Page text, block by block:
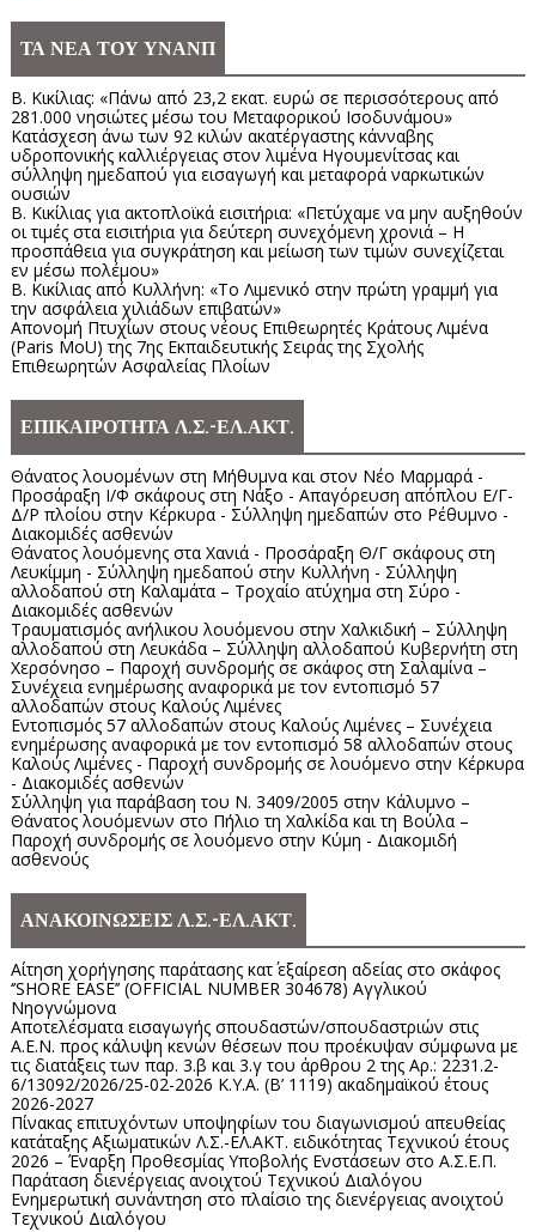
ΤΑ ΝΕΑ ΤΟΥ ΥΝΑΝΠ
Β. Κικίλιας: «Πάνω από 23,2 εκατ. ευρώ σε περισσότερους από
281.000 νησιώτες μέσω του Μεταφορικού Ισοδυνάμου»
Κατάσχεση άνω των 92 κιλών ακατέργαστης κάνναβης
υδροπονικής καλλιέργειας στον λιμένα Ηγουμενίτσας και
σύλληψη ημεδαπού για εισαγωγή και μεταφορά ναρκωτικών
ουσιών
Β. Κικίλιας για ακτοπλοϊκά εισιτήρια: «Πετύχαμε να μην αυξηθούν
οι τιμές στα εισιτήρια για δεύτερη συνεχόμενη χρονιά – Η
προσπάθεια για συγκράτηση και μείωση των τιμών συνεχίζεται
εν μέσω πολέμου»
Β. Κικίλιας από Κυλλήνη: «Το Λιμενικό στην πρώτη γραμμή για
την ασφάλεια χιλιάδων επιβατών»
Απονομή Πτυχίων στους νέους Επιθεωρητές Κράτους Λιμένα
(Paris MoU) της 7ης Εκπαιδευτικής Σειράς της Σχολής
Επιθεωρητών Ασφαλείας Πλοίων
ΕΠΙΚΑΙΡΟΤΗΤΑ Λ.Σ.-ΕΛ.ΑΚΤ.
Θάνατος λουομένων στη Μήθυμνα και στον Νέο Μαρμαρά -
Προσάραξη Ι/Φ σκάφους στη Νάξο - Απαγόρευση απόπλου Ε/Γ-
Δ/Ρ πλοίου στην Κέρκυρα - Σύλληψη ημεδαπών στο Ρέθυμνο -
Διακομιδές ασθενών
Θάνατος λουόμενης στα Χανιά - Προσάραξη Θ/Γ σκάφους στη
Λευκίμμη - Σύλληψη ημεδαπού στην Κυλλήνη - Σύλληψη
αλλοδαπού στη Καλαμάτα – Τροχαίο ατύχημα στη Σύρο -
Διακομιδές ασθενών
Τραυματισμός ανήλικου λουόμενου στην Χαλκιδική – Σύλληψη
αλλοδαπού στη Λευκάδα – Σύλληψη αλλοδαπού Κυβερνήτη στη
Χερσόνησο – Παροχή συνδρομής σε σκάφος στη Σαλαμίνα –
Συνέχεια ενημέρωσης αναφορικά με τον εντοπισμό 57
αλλοδαπών στους Καλούς Λιμένες
Εντοπισμός 57 αλλοδαπών στους Καλούς Λιμένες – Συνέχεια
ενημέρωσης αναφορικά με τον εντοπισμό 58 αλλοδαπών στους
Καλούς Λιμένες - Παροχή συνδρομής σε λουόμενο στην Κέρκυρα
- Διακομιδές ασθενών
Σύλληψη για παράβαση του Ν. 3409/2005 στην Κάλυμνο –
Θάνατος λουόμενων στο Πήλιο τη Χαλκίδα και τη Βούλα –
Παροχή συνδρομής σε λουόμενο στην Κύμη - Διακομιδή
ασθενούς
ΑΝΑΚΟΙΝΩΣΕΙΣ Λ.Σ.-ΕΛ.ΑΚΤ.
Αίτηση χορήγησης παράτασης κατ΄ εξαίρεση αδείας στο σκάφος
‘’SHORE EASE’’ (OFFICIAL NUMBER 304678) Αγγλικού
Νηογνώμονα
Αποτελέσματα εισαγωγής σπουδαστών/σπουδαστριών στις
Α.Ε.Ν. προς κάλυψη κενών θέσεων που προέκυψαν σύμφωνα με
τις διατάξεις των παρ. 3.β και 3.γ του άρθρου 2 της Αρ.: 2231.2-
6/13092/2026/25-02-2026 Κ.Υ.Α. (Β’ 1119) ακαδημαϊκού έτους
2026-2027
Πίνακας επιτυχόντων υποψηφίων του διαγωνισμού απευθείας
κατάταξης Αξιωματικών Λ.Σ.-ΕΛ.ΑΚΤ. ειδικότητας Τεχνικού έτους
2026 – Έναρξη Προθεσμίας Υποβολής Ενστάσεων στο Α.Σ.Ε.Π.
Παράταση διενέργειας ανοιχτού Τεχνικού Διαλόγου
Ενημερωτική συνάντηση στο πλαίσιο της διενέργειας ανοιχτού
Τεχνικού Διαλόγου